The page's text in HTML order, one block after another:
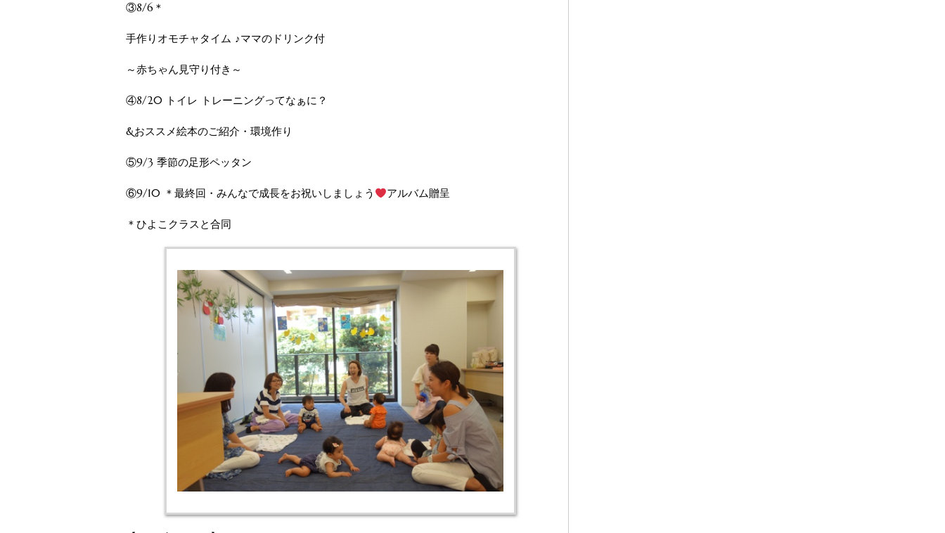
③8/6＊
手作りオモチャタイム ♪ママのドリンク付
～赤ちゃん見守り付き～
④8/20 トイレ トレーニングってなぁに？
&おススメ絵本のご紹介・環境作り
⑤9/3 季節の足形ペッタン
⑥9/10 ＊最終回・みんなで成長をお祝いしましょう アルバム贈呈
＊ひよこクラスと合同